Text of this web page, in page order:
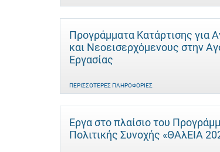
Προγράμματα Κατάρτισης για
και Νεοεισερχόμενους στην
Εργασίας
ΠΕΡΙΣΣΌΤΕΡΕΣ ΠΛΗΡΟΦΟΡΊΕΣ
Έργα στο πλαίσιο του
Πολιτικής Συνοχής «ΘΑλΕΙΑ